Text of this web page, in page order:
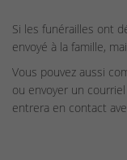
Si les funérailles ont
envoyé à la famille,
Vous pouvez aussi
ou envoyer un courriel
entrera en contact